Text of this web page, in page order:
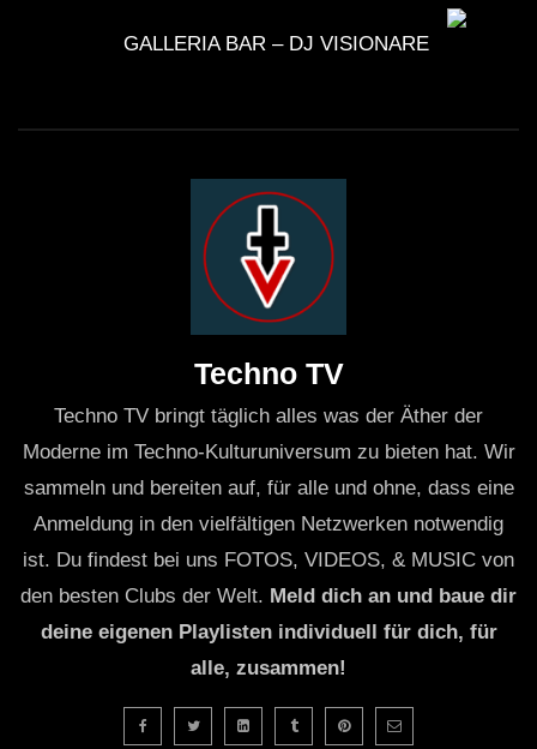
GALLERIA BAR – DJ VISIONARE
Techno TV
Techno TV bringt täglich alles was der Äther der
Moderne im Techno-Kulturuniversum zu bieten hat. Wir
sammeln und bereiten auf, für alle und ohne, dass eine
Anmeldung in den vielfältigen Netzwerken notwendig
ist. Du findest bei uns FOTOS, VIDEOS, & MUSIC von
den besten Clubs der Welt. Meld dich an und baue dir
deine eigenen Playlisten individuell für dich, für
alle, zusammen!